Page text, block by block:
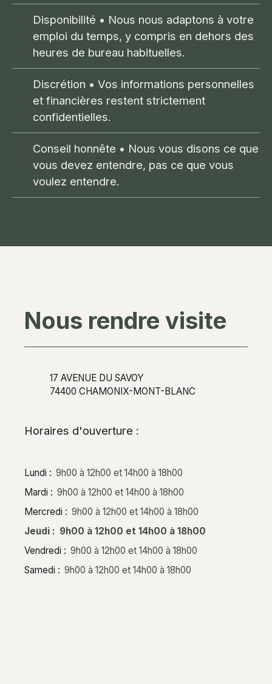
Disponibilité • Nous nous adaptons à votre
emploi du temps, y compris en dehors des
heures de bureau habituelles.
Discrétion • Vos informations personnelles
et financières restent strictement
confidentielles.
Conseil honnête • Nous vous disons ce que
vous devez entendre, pas ce que vous
voulez entendre.
Nous rendre visite
17 AVENUE DU SAVOY
74400 CHAMONIX-MONT-BLANC
Horaires d'ouverture :
Lundi : 9h00 à 12h00 et 14h00 à 18h00
Mardi : 9h00 à 12h00 et 14h00 à 18h00
Mercredi : 9h00 à 12h00 et 14h00 à 18h00
Jeudi : 9h00 à 12h00 et 14h00 à 18h00
Vendredi : 9h00 à 12h00 et 14h00 à 18h00
Samedi : 9h00 à 12h00 et 14h00 à 18h00